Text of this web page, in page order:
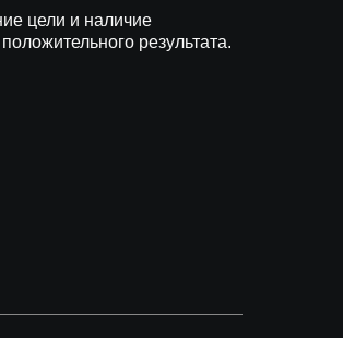
цели и наличие
результата.